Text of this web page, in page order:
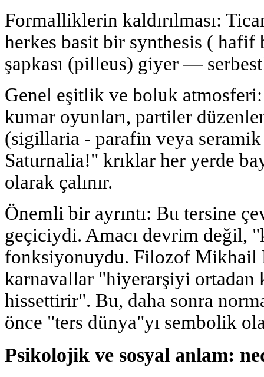
Formalliklerin kaldırılması:
herkes basit bir synthesis ( hafif
şapkası (pilleus) giyer —
Genel eşitlik ve boluk
kumar oyunları, partiler
(sigillaria - parafin veya
Saturnalia!" krıklar her yerde
olarak çalınır.
Önemli bir ayrıntı: Bu tersine
geçiciydi. Amacı devrim değil,
fonksiyonuydu. Filozof Mikhail
karnavallar "hiyerarşiyi ortadan
hissettirir". Bu, daha sonra
önce "ters dünya"yı sembolik
Psikolojik ve sosyal anlam: